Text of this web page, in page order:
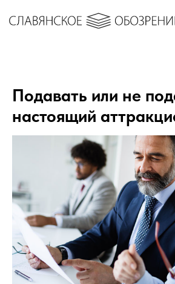
Подавать или не
настоящий